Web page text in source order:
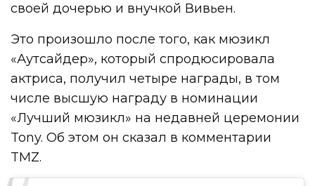
своей дочерью и внучкой Вивьен.
Это произошло после того, как мюзикл
«Аутсайдер», который спродюсировала
актриса, получил четыре награды, в том
числе высшую награду в номинации
«Лучший мюзикл» на недавней церемонии
Tony. Об этом он сказал в комментарии
TMZ.